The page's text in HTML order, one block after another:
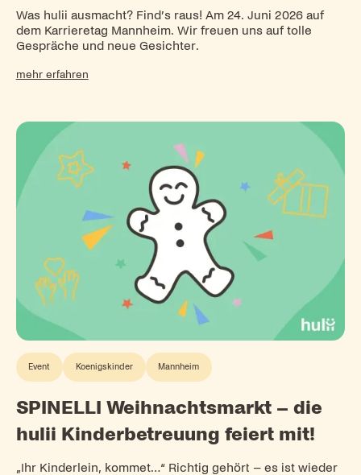
Was hulii ausmacht? Find’s raus! Am 24. Juni 2026 auf
dem Karrieretag Mannheim. Wir freuen uns auf tolle
Gespräche und neue Gesichter.
mehr erfahren
Event Koenigskinder Mannheim
SPINELLI Weihnachtsmarkt – die
hulii Kinderbetreuung feiert mit!
„Ihr Kinderlein, kommet…“ Richtig gehört – es ist wieder